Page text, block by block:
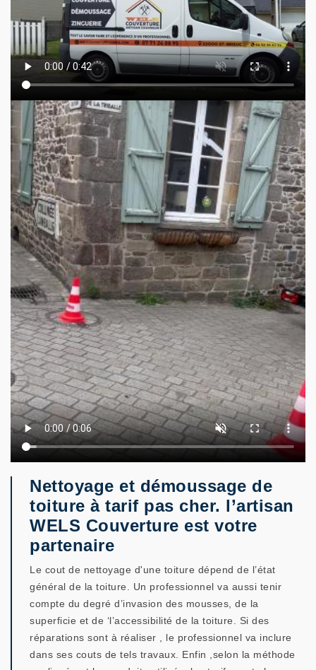
Nettoyage et démoussage de
toiture à tarif pas cher. l’artisan
WELS Couverture est votre
partenaire
Le cout de nettoyage d'une toiture dépend de l’état
général de la toiture. Un professionnel va aussi tenir
compte du degré d’invasion des mousses, de la
superficie et de ‘l’accessibilité de la toiture. Si des
réparations sont à réaliser , le professionnel va inclure
dans ses couts de tels travaux. Enfin ,selon la méthode